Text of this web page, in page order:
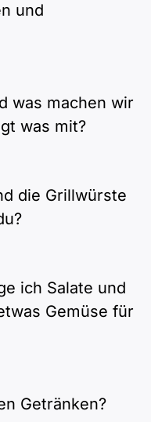
und
was machen wir
was mit?
die Grillwürste
ich Salate und
Gemüse für
Getränken?